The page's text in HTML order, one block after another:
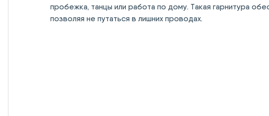
пробежка, танцы или работа по дому. Такая гарнитура
позволяя не путаться в лишних проводах.